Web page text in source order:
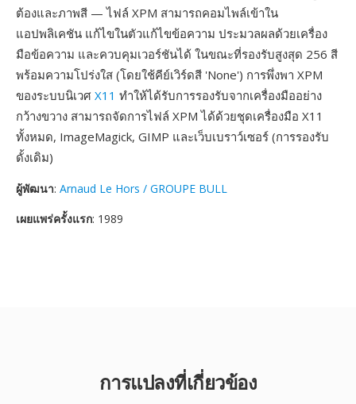
ต้องและภาพสี — ไฟล์ XPM สามารถคอมไพล์เข้าใน
แอปพลิเคชัน แก้ไขในตัวแก้ไขข้อความ ประมวลผลด้วยเครื่อง
มือข้อความ และควบคุมเวอร์ชันได้ ในขณะที่รองรับสูงสุด 256 สี
พร้อมความโปร่งใส (โดยใช้คีย์เวิร์ดสี 'None') การพึ่งพา XPM
ของระบบนิเวศ X11 ทำให้ได้รับการรองรับจากเครื่องมืออย่าง
กว้างขวาง สามารถจัดการไฟล์ XPM ได้ด้วยชุดเครื่องมือ X11
ทั้งหมด, ImageMagick, GIMP และเว็บเบราว์เซอร์ (การรองรับ
ดั้งเดิม)
ผู้พัฒนา: Arnaud Le Hors / GROUPE BULL
เผยแพร่ครั้งแรก: 1989
การแปลงที่เกี่ยวข้อง